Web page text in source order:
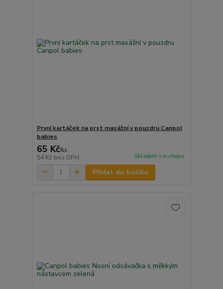
První kartáček na prst masážní v pouzdru Canpol
babies
65 Kč/ks
54 Kč bez DPH Skladem v e-shopu
Přidat do košíku